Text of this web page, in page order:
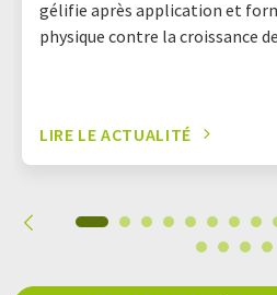
gélifie après application et
physique contre la croissance
LIRE LE ACTUALITÉ